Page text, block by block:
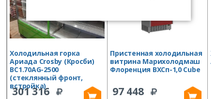
Холодильная горка
Ариада Crosby (Кросби)
ВС1.70AG-2500
(стеклянный фронт,
встройка)
301 316
Пристенная холодильная
витрина Марихолодмаш
Флоренция ВХСп-1,0 Cube
97 448